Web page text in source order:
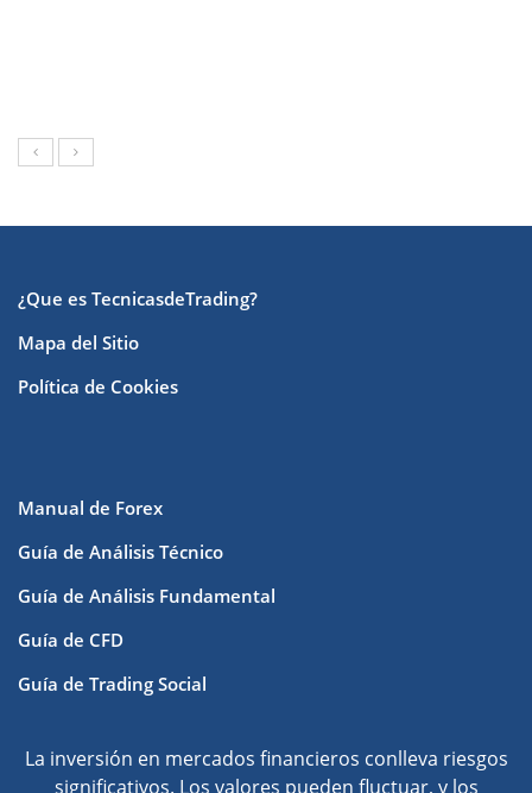
¿Que es TecnicasdeTrading?
Mapa del Sitio
Política de Cookies
Manual de Forex
Guía de Análisis Técnico
Guía de Análisis Fundamental
Guía de CFD
Guía de Trading Social
La inversión en mercados financieros conlleva riesgos
significativos. Los valores pueden fluctuar, y los